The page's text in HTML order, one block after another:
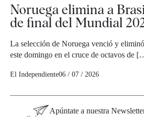
Noruega elimina a
de final del Mundial
La selección de Noruega venció y
este domingo en el cruce de octavos de
El Independiente06 / 07 / 2026
Apúntate a nuestra